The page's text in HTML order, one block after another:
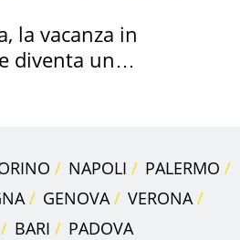
la vacanza in
diventa un
NAPOLI
PALERMO
GENOVA
VERONA
BARI PADOVA